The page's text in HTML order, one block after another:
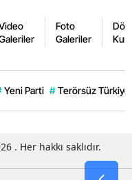
Foto
Galeriler
Yeni Parti # Terörsüz Türkiye
. Her hakkı saklıdır.